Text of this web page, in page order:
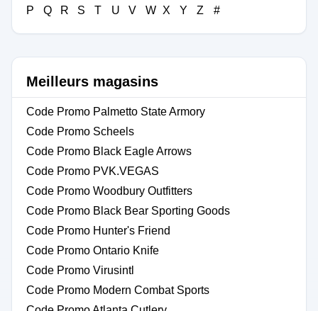
P
Q R S T U V W X Y Z #
Meilleurs magasins
Code Promo Palmetto State Armory
Code Promo Scheels
Code Promo Black Eagle Arrows
Code Promo PVK.VEGAS
Code Promo Woodbury Outfitters
Code Promo Black Bear Sporting Goods
Code Promo Hunter's Friend
Code Promo Ontario Knife
Code Promo Virusintl
Code Promo Modern Combat Sports